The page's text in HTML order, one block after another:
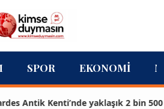
SPOR EKONOMI
Antik Kenti’nde yaklaşık 2 bin 500